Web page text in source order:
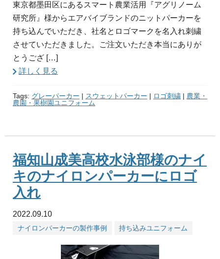
東京都墨田区にあるスマート農業活用『アグリノーム
研究所』様からエアバイブランドのニットパーカーを
持ち込んでいただき、社名とロゴマークを名入れ刺繍
させていただきました。ご注文いただき本当にありが
とうござ […]
詳しく見る
Tags: グレーパーカー | スウェットパーカー | ロゴ刺繍 | 農業・
農園・果樹園ユニフォーム
福知山成美高校水泳部様のナイ
キのナイロンパーカーにロゴ
入れ
2022.09.10
ナイロンパーカーの製作事例 持ち込みユニフォーム